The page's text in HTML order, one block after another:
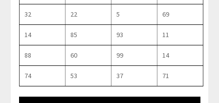
32 22 5 69
14 85 93 11
88 60 99 14
74 53 37 71